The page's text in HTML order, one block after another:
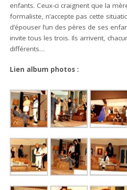
enfants. Ceux-ci craignent que la
formaliste, n’accepte pas cette
d’épouser l’un des pères de ses
invite tous les trois. Ils arrivent,
différents…
Lien album photos :